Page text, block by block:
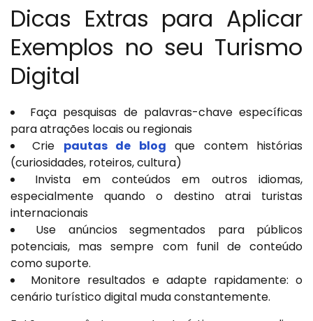
Dicas Extras para Aplicar
Exemplos no seu Turismo
Digital
Faça pesquisas de palavras-chave específicas
para atrações locais ou regionais
Crie pautas de blog que contem histórias
(curiosidades, roteiros, cultura)
Invista em conteúdos em outros idiomas,
especialmente quando o destino atrai turistas
internacionais
Use anúncios segmentados para públicos
potenciais, mas sempre com funil de conteúdo
como suporte.
Monitore resultados e adapte rapidamente: o
cenário turístico digital muda constantemente.